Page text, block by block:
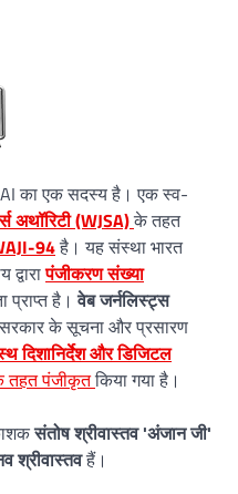
का एक सदस्य है। एक स्व-
अथॉरिटी (WJSA)के तहत
94है। यह संस्था भारत
पंजीकरण संख्या
प्राप्त है।वेब जर्नलिस्ट्स
के सूचना और प्रसारण
दिशानिर्देश और डिजिटल
तहत पंजीकृतकिया गया है।
संतोष श्रीवास्तव 'अंजान जी'
श्रीवास्तवहैं।